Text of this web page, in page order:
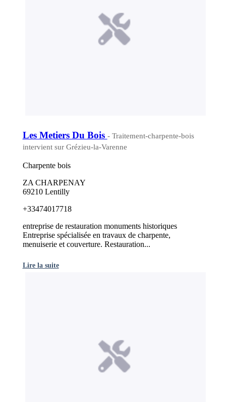
Les Metiers Du Bois - Traitement-charpente-bois
intervient sur Grézieu-la-Varenne
Charpente bois
ZA CHARPENAY
69210 Lentilly
+33474017718
entreprise de restauration monuments historiques
Entreprise spécialisée en travaux de charpente,
menuiserie et couverture. Restauration...
Lire la suite